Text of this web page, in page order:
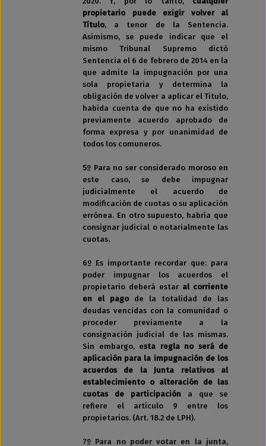
propietario puede exigir volver al
Título, a tenor de la Sentencia.
Asimismo, se puede indicar que el
mismo Tribunal Supremo dictó
Sentencia el 6 de febrero de 2014 en la
que admite la impugnación por una
sola propietaria y determina la
obligación de volver a aplicar el Titulo,
habida cuenta de que no ha existido
previamente acuerdo aprobado de
forma expresa y por unanimidad de
todos los comuneros.
5º Para no ser considerado moroso en
este caso, se debe impugnar
judicialmente el acuerdo de
modificación de cuotas o su aplicación
errónea. En otro supuesto, habría que
consignar judicial o notarialmente las
cuotas.
6º Es importante recordar que: para
poder impugnar los acuerdos el
propietario deberá estar al corriente
en el pago de la totalidad de las
deudas vencidas con la comunidad o
proceder previamente a la
consignación judicial de las mismas.
Sin embargo, esta regla no será de
aplicación para la impugnación de los
acuerdos de la Junta relativos al
establecimiento o alteración de las
cuotas de participación a que se
refiere el artículo 9 entre los
propietarios. (Art. 18.2 de LPH).
7º Para no poder votar en la junta,